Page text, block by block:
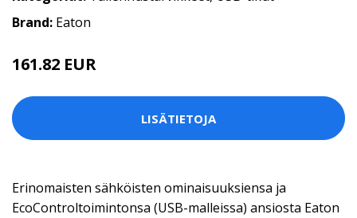
Brand: Eaton
161.82 EUR
LISÄTIETOJA
Erinomaisten sähköisten ominaisuuksiensa ja
EcoControltoimintonsa (USB-malleissa) ansiosta Eaton